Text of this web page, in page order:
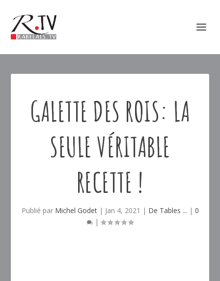
GALETTE DES ROIS: LA
SEULE VÉRITABLE
RECETTE !
Publié par Michel Godet| Jan 4, 2021 | De Tables ... | 0
|